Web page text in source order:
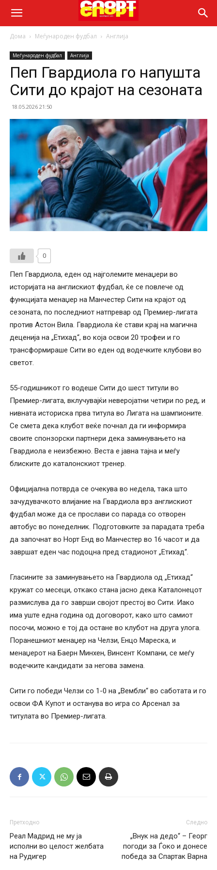
Дома Меѓународен фудбал Англија
Меѓународен фудбал Англија
Пеп Гвардиола го напушта
Сити до крајот на сезоната
18.05.2026 21:50
0
Пеп Гвардиола, еден од најголемите менаџери во
историјата на англискиот фудбал, ќе се повлече од
функцијата менаџер на Манчестер Сити на крајот од
сезоната, по последниот натпревар од Премиер-лигата
против Астон Вила. Гвардиола ќе стави крај на магична
деценија на „Етихад“, во која освои 20 трофеи и го
трансформираше Сити во еден од водечките клубови во
светот.
55-годишникот го водеше Сити до шест титули во
Премиер-лигата, вклучувајќи неверојатни четири по ред, и
нивната историска прва титула во Лигата на шампионите.
Се смета дека клубот веќе почнал да ги информира
своите спонзорски партнери дека заминувањето на
Гвардиола е неизбежно. Веста е јавна тајна и меѓу
блиските до каталонскиот тренер.
Официјална потврда се очекува во недела, така што
зачудувачкото влијание на Гвардиола врз англискиот
фудбал може да се прослави со парада со отворен
автобус во понеделник. Подготовките за парадата треба
да започнат во Норт Енд во Манчестер во 16 часот и да
завршат еден час подоцна пред стадионот „Етихад“.
Гласините за заминувањето на Гвардиола од „Етихад“
кружат со месеци, откако стана јасно дека Каталонецот
размислува да го заврши својот престој во Сити. Иако
има уште една година од договорот, како што самиот
посочи, можно е тој да остане во клубот на друга улога.
Поранешниот менаџер на Челзи, Енцо Мареска, и
менаџерот на Баерн Минхен, Винсент Компани, се меѓу
водечките кандидати за негова замена.
Сити го победи Челзи со 1-0 на „Вембли“ во саботата и го
освои ФА Купот и останува во игра со Арсенал за
титулата во Премиер-лигата.
Претходно
Реал Мадрид не му ја
исполни во целост желбата
на Рудигер
Следно
„Внук на дедо“ – Георг
погоди за Ѓоко и донесе
победа за Спартак Варна